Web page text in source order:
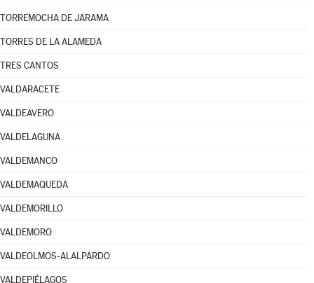
TORREMOCHA DE JARAMA
TORRES DE LA ALAMEDA
TRES CANTOS
VALDARACETE
VALDEAVERO
VALDELAGUNA
VALDEMANCO
VALDEMAQUEDA
VALDEMORILLO
VALDEMORO
VALDEOLMOS-ALALPARDO
VALDEPIÉLAGOS